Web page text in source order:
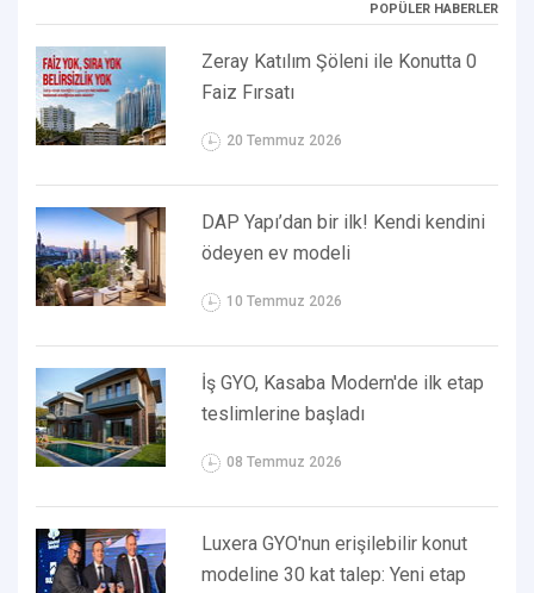
POPÜLER HABERLER
Zeray Katılım Şöleni ile Konutta 0
Faiz Fırsatı
20 Temmuz 2026
DAP Yapı’dan bir ilk! Kendi kendini
ödeyen ev modeli
10 Temmuz 2026
İş GYO, Kasaba Modern'de ilk etap
teslimlerine başladı
08 Temmuz 2026
Luxera GYO'nun erişilebilir konut
modeline 30 kat talep: Yeni etap